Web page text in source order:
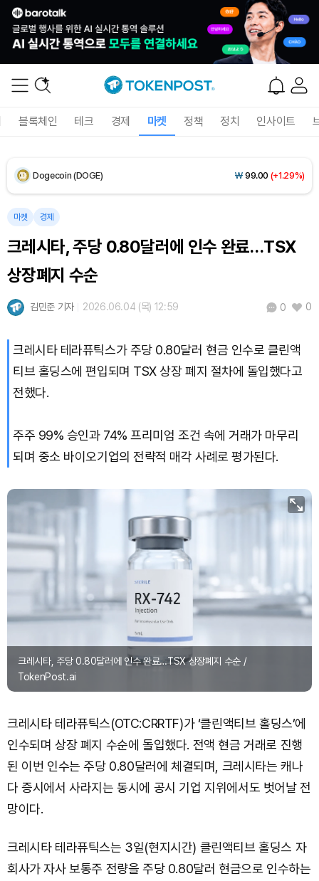
블록체인 테크 경제 마켓 정책 정치 인사이트
XRP (XRP) ₩ 1,463(+0.44%)
Dogecoin (DOGE) ₩ 99.00 (+1.29%)
Bitcoin (BTC)
마켓 경제
크레시타, 주당 0.80달러에 인수 완료…TSX
상장폐지 수순
김민준 기자 2026.06.04 (목) 12:59 0 0
크레시타 테라퓨틱스가 주당 0.80달러 현금 인수로 클린액
티브 홀딩스에 편입되며 TSX 상장 폐지 절차에 돌입했다고
전했다.
주주 99% 승인과 74% 프리미엄 조건 속에 거래가 마무리
되며 중소 바이오기업의 전략적 매각 사례로 평가된다.
크레시타, 주당 0.80달러에 인수 완료…TSX 상장폐지 수순 /
TokenPost.ai
크레시타 테라퓨틱스(OTC:CRRTF)가 ‘클린액티브 홀딩스’에
인수되며 상장 폐지 수순에 돌입했다. 전액 현금 거래로 진행
된 이번 인수는 주당 0.80달러에 체결되며, 크레시타는 캐나
다 증시에서 사라지는 동시에 공시 기업 지위에서도 벗어날 전
망이다.
크레시타 테라퓨틱스는 3일(현지시간) 클린액티브 홀딩스 자
회사가 자사 보통주 전량을 주당 0.80달러 현금으로 인수하는